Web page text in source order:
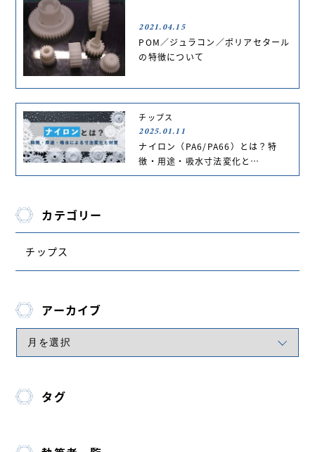
2021.04.15
POM／ジュラコン／ポリアセタール
の特徴について
チップス
2025.01.11
ナイロン（PA6/PA66）とは？特
徴・用途・吸水寸法変化と…
カテゴリー
チップス
アーカイブ
タグ